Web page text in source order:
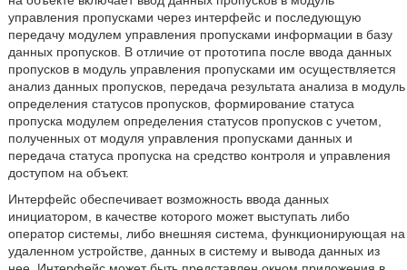
управления пропусками через интерфейс и последующую
передачу модулем управления пропусками информации в базу
данных пропусков. В отличие от прототипа после ввода данных
пропусков в модуль управления пропусками им осуществляется
анализ данных пропусков, передача результата анализа в модуль
определения статусов пропусков, формирование статуса
пропуска модулем определения статусов пропусков с учетом,
полученных от модуля управления пропусками данных и
передача статуса пропуска на средство контроля и управления
доступом на объект.
Интерфейс обеспечивает возможность ввода данных
инициатором, в качестве которого может выступать либо
оператор системы, либо внешняя система, функционирующая на
удаленном устройстве, данных в систему и вывода данных из